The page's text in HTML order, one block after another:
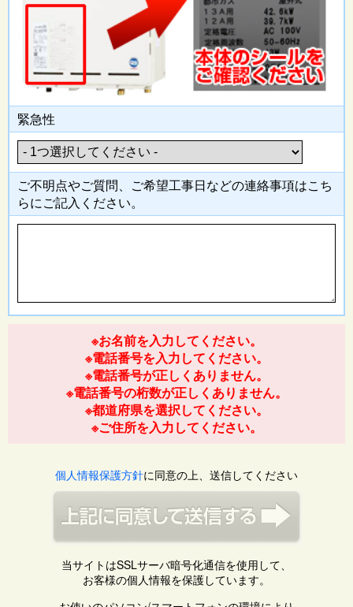
緊急性
ご不明点やご質問、ご希望工事日などの連絡事項はこち
らにご記入 ください。
※お名前を入力してください。
※電話番号を入力してください。
※電話番号が正しくありません。
※電話番号の桁数が正しくありません。
※都道府県を選択してください。
※ご住所を入力してください。
個人情報保護方針に同意の上、送信してください
当サイトはSSLサーバ暗号化通信を使用して、
お客様の個人情報を保護しています。